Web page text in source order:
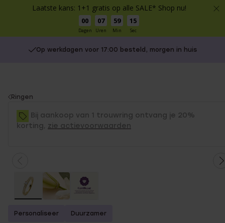
Laatste kans: 1+1 gratis op alle SALE* Shop nu!
00
Dagen
07
Uren
59
Min
15
Sec
Op werkdagen voor 17:00 besteld, morgen in huis
You
are
here:
Ringen
Bij aankoop van 1 trouwring ontvang je 20%
korting, zie actievoorwaarden
Personaliseer Duurzamer